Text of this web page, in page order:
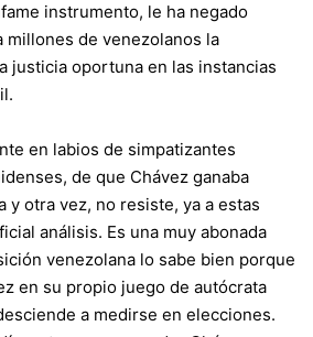
instrumento, le ha negado
de venezolanos la
justicia oportuna en las instancias
en labios de simpatizantes
de que Chávez ganaba
y otra vez, no resiste, ya a estas
análisis. Es una muy abonada
venezolana lo sabe bien porque
en su propio juego de autócrata
a medirse en elecciones.